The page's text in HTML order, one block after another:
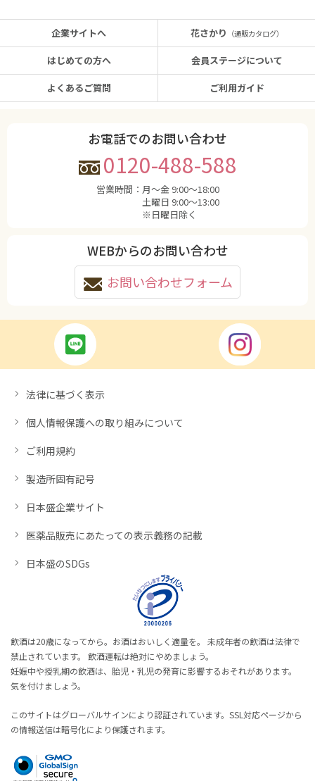
企業サイトへ
はじめての方へ
よくあるご質問
花さかり （通販カタログ）
会員ステージについて
ご利用ガイド
お電話でのお問い合わせ
0120-488-588
営業時間： 月〜金 9:00〜18:00
土曜日 9:00〜13:00
※日曜日除く
WEBからのお問い合わせ
お問い合わせフォーム
法律に基づく表示
個人情報保護への取り組みについて
ご利用規約
製造所固有記号
日本盛企業サイト
医薬品販売にあたっての表示義務の記載
日本盛のSDGs
飲酒は20歳になってから。お酒はおいしく適量を。 未成年者の飲酒は法律で
禁止されています。 飲酒運転は絶対にやめましょう。
妊娠中や授乳期の飲酒は、胎児・乳児の発育に影響するおそれがあります。
気を付けましょう。
このサイトはグローバルサインにより認証されています。SSL対応ページから
の情報送信は暗号化により保護されます。